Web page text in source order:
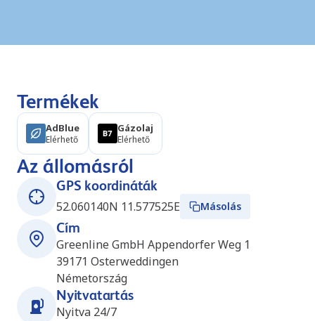
Termékek
AdBlue
Elérhető
Gázolaj
Elérhető
Az állomásról
GPS koordináták
52.060140N 11.577525E
Másolás
Cím
Greenline GmbH Appendorfer Weg 1
39171 Osterweddingen
Németország
Nyitvatartás
Nyitva 24/7